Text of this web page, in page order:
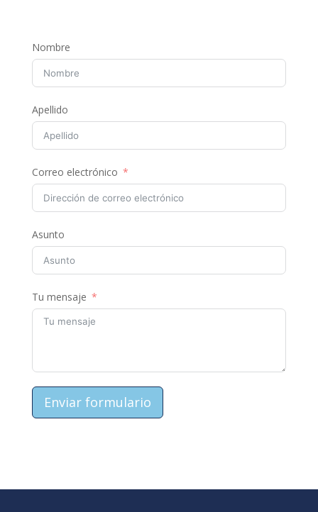
Nombre
Apellido
Correo electrónico
Asunto
Tu mensaje
Enviar formulario